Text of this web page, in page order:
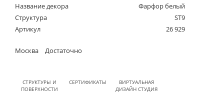
Название декора
Фарфор белый
Структура
ST9
Артикул
26 929
Москва Достаточно
СТРУКТУРЫ И
ПОВЕРХНОСТИ
СЕРТИФИКАТЫ
ВИРТУАЛЬНАЯ
ДИЗАЙН СТУДИЯ